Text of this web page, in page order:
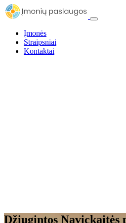
Įmonės
Straipsniai
Kontaktai
Džiugintos Navickaitės